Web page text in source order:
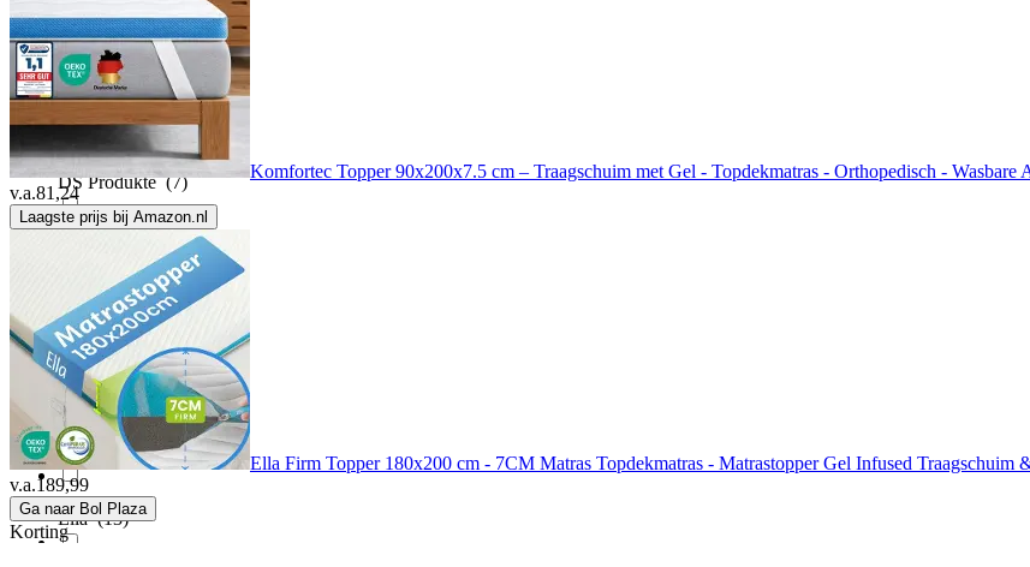
Drôme(4)
Droommatras (348)
DS Produkte(7)
EL Life(8)
Elegance(4)
Eleganzzz(16)
Ella(13)
Komfortec Topper 90x200x7.5 cm – Traagschuim met Gel - Topdekmatras - Orthopedisch - Wasbare
v.a.81,24
Laagste prijs bij Amazon.nl
Ella Firm Topper 180x200 cm - 7CM Matras Topdekmatras - Matrastopper Gel Infused Traagschuim
v.a.189,99
Ga naar Bol Plaza
Korting